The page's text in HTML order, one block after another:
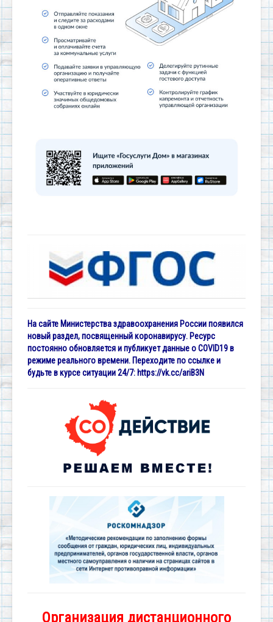
На сайте Министерства здравоохранения России появился
новый раздел, посвященный коронавирусу. Ресурс
постоянно обновляется и публикует данные о COVID19 в
режиме реального времени. Переходите по ссылке и
будьте в курсе ситуации 24/7: https://vk.cc/ariB3N
Организация дистанционного